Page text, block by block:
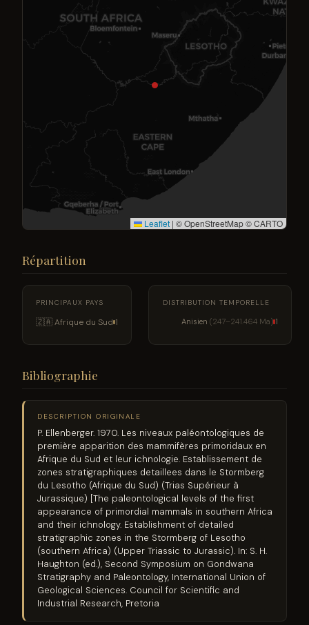
Leaflet | © OpenStreetMap © CARTO
Répartition
PRINCIPAUX PAYS
🇿🇦 Afrique du Sud 1
DISTRIBUTION TEMPORELLE
Anisien (247–241.464 Ma) 1
Bibliographie
DESCRIPTION ORIGINALE
P. Ellenberger. 1970. Les niveaux paléontologiques de
première apparition des mammifères primoridaux en
Afrique du Sud et leur ichnologie. Establissement de
zones stratigraphiques detaillees dans le Stormberg
du Lesotho (Afrique du Sud) (Trias Supérieur à
Jurassique) [The paleontological levels of the first
appearance of primordial mammals in southern Africa
and their ichnology. Establishment of detailed
stratigraphic zones in the Stormberg of Lesotho
(southern Africa) (Upper Triassic to Jurassic). In: S. H.
Haughton (ed.), Second Symposium on Gondwana
Stratigraphy and Paleontology, International Union of
Geological Sciences. Council for Scientific and
Industrial Research, Pretoria